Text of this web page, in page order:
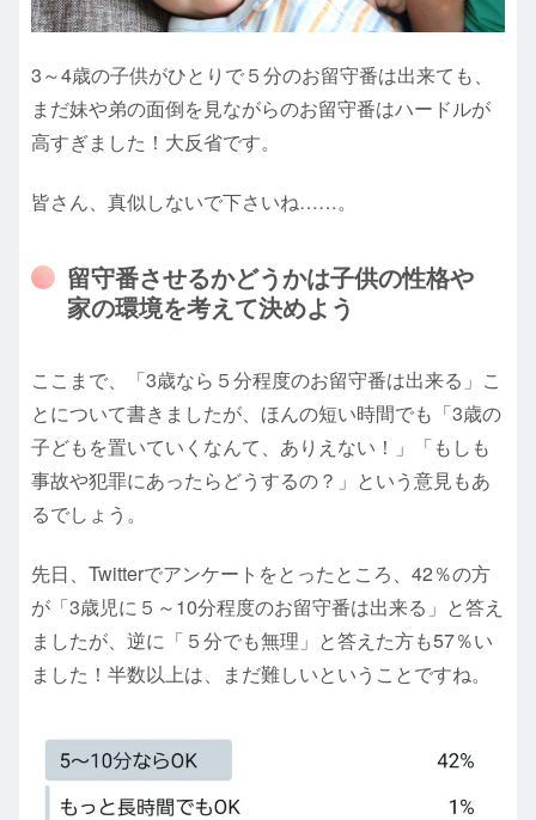
3～4歳の子供がひとりで５分のお留守番は出来ても、
まだ妹や弟の面倒を見ながらのお留守番はハードルが
高すぎました！大反省です。
皆さん、真似しないで下さいね……。
留守番させるかどうかは子供の性格や
家の環境を考えて決めよう
ここまで、「3歳なら５分程度のお留守番は出来る」こ
とについて書きましたが、ほんの短い時間でも「3歳の
子どもを置いていくなんて、ありえない！」「もしも
事故や犯罪にあったらどうするの？」という意見もあ
るでしょう。
先日、Twitterでアンケートをとったところ、42％の方
が「3歳児に５～10分程度のお留守番は出来る」と答え
ましたが、逆に「５分でも無理」と答えた方も57％い
ました！半数以上は、まだ難しいということですね。